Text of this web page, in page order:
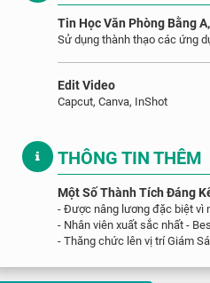
Tin Học Văn Phòng Bằng
Sử dụng thành thạo các ứng
Edit Video
Capcut, Canva, InShot
THÔNG TIN THÊM
Một Số Thành Tích Đáng
- Được nâng lương đặc biệt vì
- Nhân viên xuất sắc nhất -
- Thăng chức lên vị trí Giám